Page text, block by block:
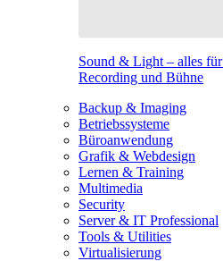
Sound & Light – alles
Recording und Bühne
Backup & Imaging
Betriebssysteme
Büroanwendung
Grafik & Webdesign
Lernen & Training
Multimedia
Security
Server & IT Professional
Tools & Utilities
Virtualisierung